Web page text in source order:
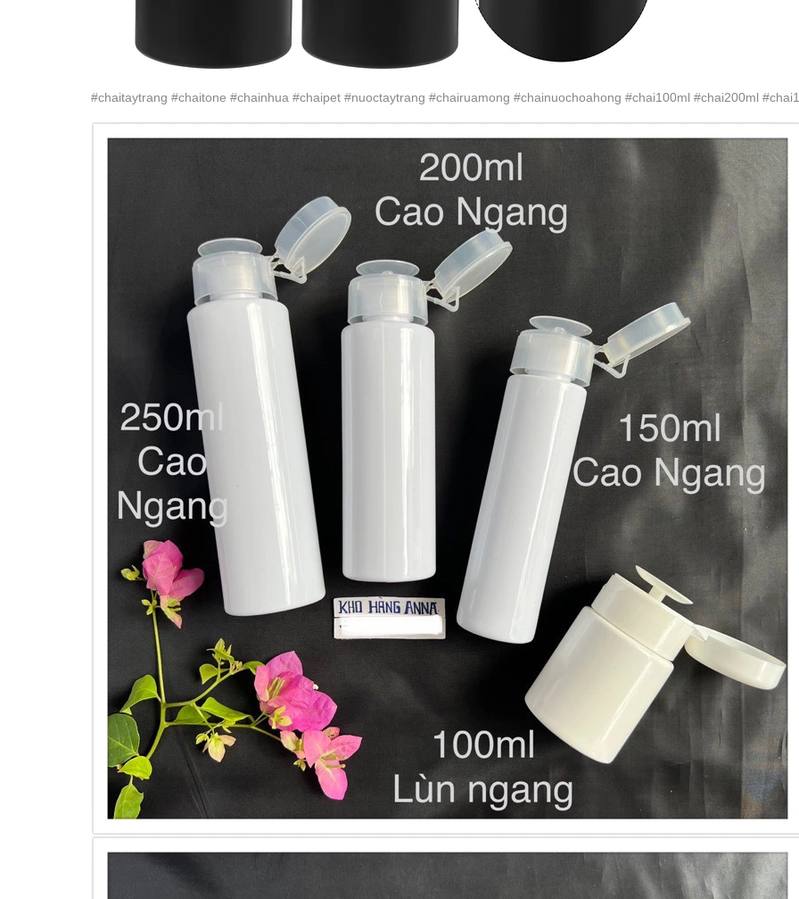
#chaitaytrang #chaitone #chainhua #chaipet #nuoctaytrang #chairuamong #chainuochoahong #chai100ml #chai200ml